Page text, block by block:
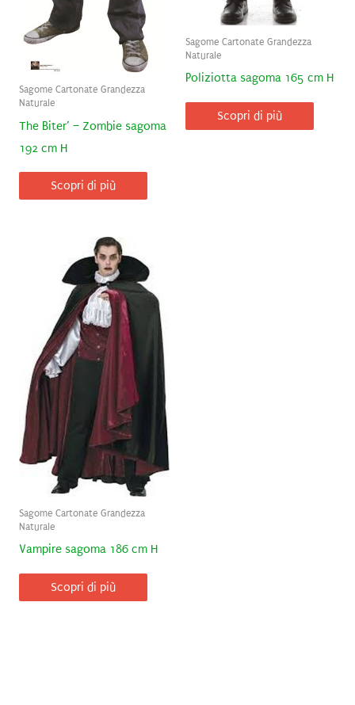
Sagome Cartonate Grandezza
Naturale
The Biter’ – Zombie sagoma
192 cm H
Scopri di più
Sagome Cartonate Grandezza
Naturale
Poliziotta sagoma 165 cm H
Scopri di più
Sagome Cartonate Grandezza
Naturale
Vampire sagoma 186 cm H
Scopri di più